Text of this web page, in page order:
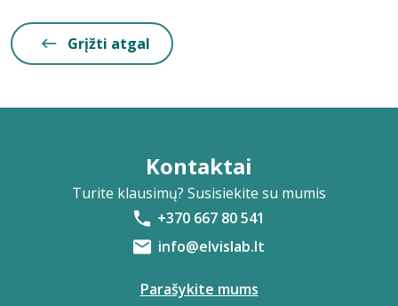
Grįžti atgal
Kontaktai
Turite klausimų? Susisiekite su mumis
+370 667 80 541
info@elvislab.lt
Parašykite mums